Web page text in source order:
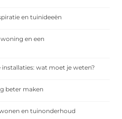
en tuinideeën
en een
wat moet je weten?
beter maken
en tuinonderhoud